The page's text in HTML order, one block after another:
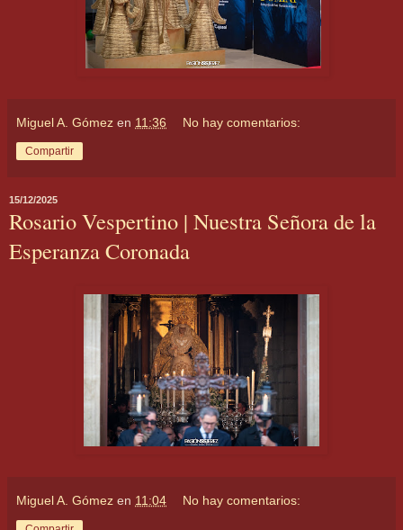
Miguel A. Gómez en 11:36 No hay comentarios:
Compartir
15/12/2025
Rosario Vespertino | Nuestra Señora de la
Esperanza Coronada
Miguel A. Gómez en 11:04 No hay comentarios: